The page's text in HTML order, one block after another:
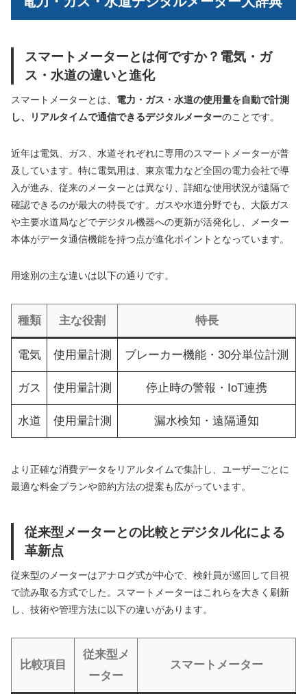
スマートメーターとは何ですか？電気・ガ
ス・水道の違いと進化
スマートメーターとは、 電力・ガス・水道の使用量を自動で計測
し、リアルタイムで通信できるデジタルメーターのことです。
近年は電気、ガス、水道それぞれに専用のスマートメーターが普
及しています。特に電気用は、東京電力など全国の電力会社で導
入が進み、従来のメーターとは異なり、詳細な使用状況が遠隔で
確認できるのが最大の特長です。ガスや水道分野でも、大阪ガス
や主要水道局などでデジタル機器への更新が活発化し、メーター
本体がデータ通信機能を持つ点が進化ポイントとなっています。
用途別の主な違いは以下の通りです。
種類 主な役割 特長
電気 使用量計測 ブレーカー機能・30分単位計測
ガス 使用量計測 停止時の警報・IoT連携
水道 使用量計測 漏水検知・遠隔通知
より正確な消費データをリアルタイムで集計し、ユーザーごとに
最適な料金プランや節約方法の提案も広がっています。
従来型メーターとの比較とデジタル化による
革新点
従来型のメーターはアナログ式が中心で、検針員が巡回して目視
で読み取る方式でした。スマートメーターはこれらを大きく刷新
し、技術や管理方法に以下の違いがあります。
比較項目
従来型メ
ーター
スマートメーター